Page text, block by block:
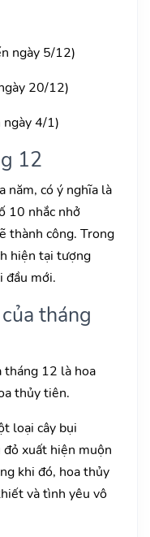
ngày 5/12)
20/12)
4/1)
12
năm, có ý nghĩa là
10 nhắc nhở
thành công. Trong
hiện tại tượng
đầu mới.
tháng
tháng 12 là hoa
thủy tiên.
loại cây bụi
xuất hiện muộn
khi đó, hoa thủy
và tình yêu vô